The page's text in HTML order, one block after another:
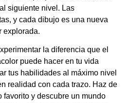
siguiente nivel. Las
y cada dibujo es una nueva
explorada.
la diferencia que el
puede hacer en tu vida
tus habilidades al máximo nivel
realidad con cada trazo. Haz de
favorito y descubre un mundo